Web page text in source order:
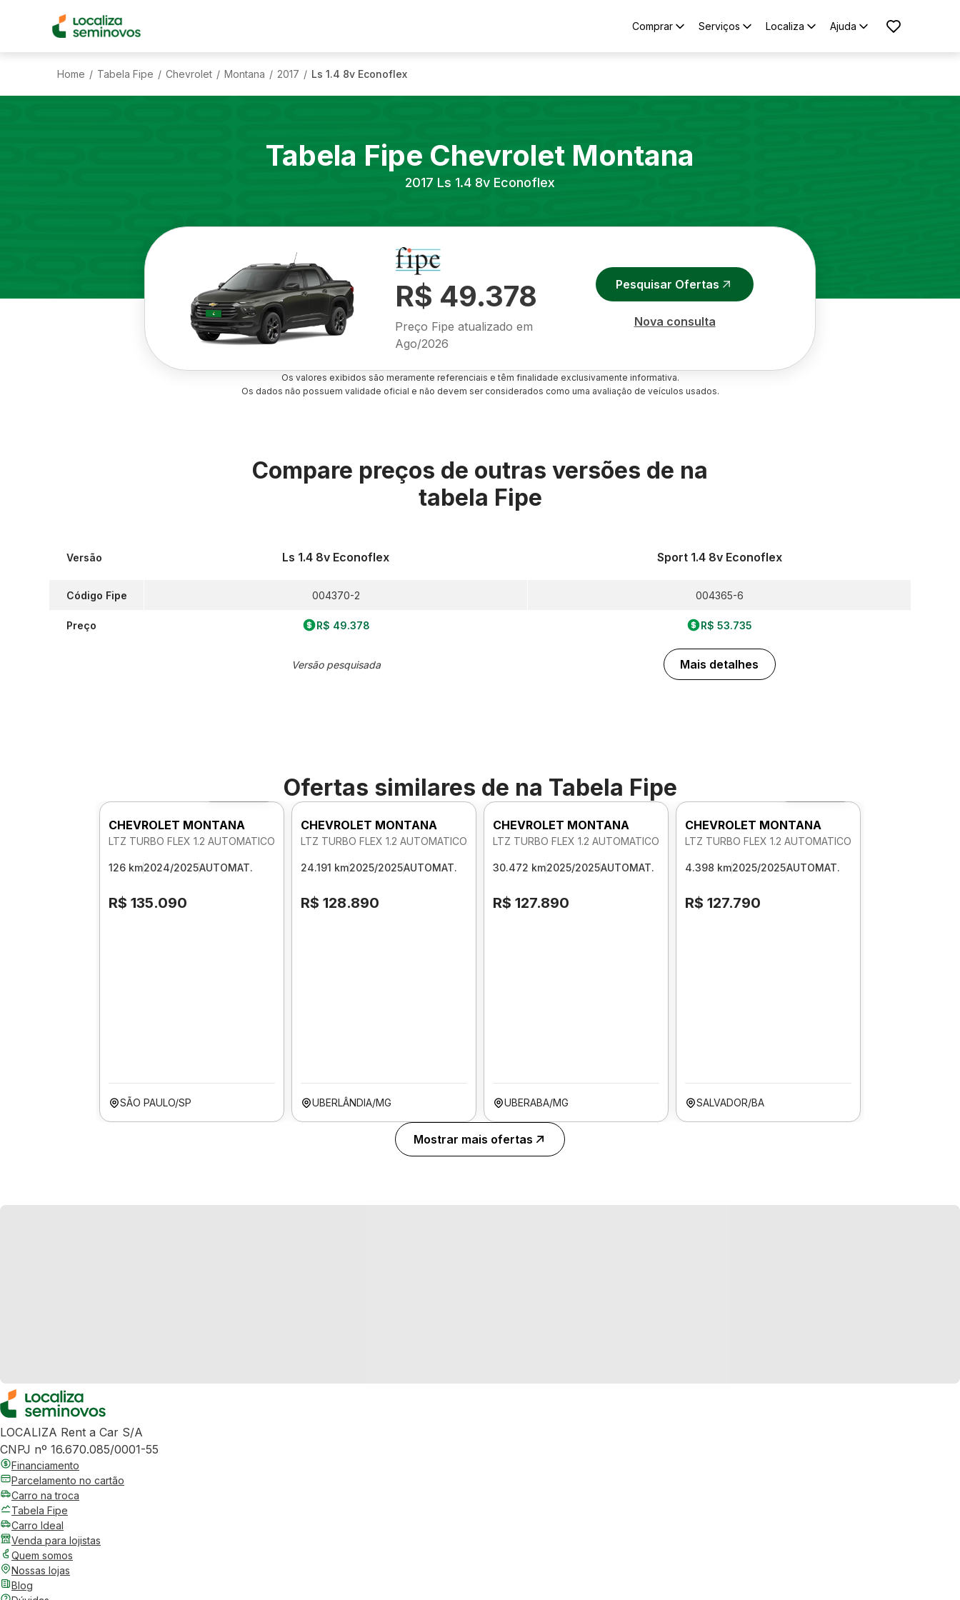
Comprar Serviços Localiza Ajuda
Home / Tabela Fipe / Chevrolet / Montana / 2017 / Ls 1.4 8v Econoflex
Tabela Fipe Chevrolet Montana
2017 Ls 1.4 8v Econoflex
R$ 49.378
Preço Fipe atualizado em
Ago/2026
Pesquisar Ofertas
Nova consulta
Os valores exibidos são meramente referenciais e têm finalidade exclusivamente informativa.
Os dados não possuem validade oficial e não devem ser considerados como uma avaliação de veículos usados.
Compare preços de outras versões de na
tabela Fipe
Versão
Código Fipe
Preço
Ls 1.4 8v Econoflex
004370-2
R$ 49.378
Versão pesquisada
Sport 1.4 8v Econoflex
004365-6
R$ 53.735
Mais detalhes
Ofertas similares de na Tabela Fipe
CHEVROLET MONTANA
LTZ TURBO FLEX 1.2 AUTOMATICO
126 km2024/2025AUTOMAT.
R$ 135.090
SÃO PAULO/SP
CHEVROLET MONTANA
LTZ TURBO FLEX 1.2 AUTOMATICO
24.191 km2025/2025AUTOMAT.
R$ 128.890
UBERLÂNDIA/MG
CHEVROLET MONTANA
LTZ TURBO FLEX 1.2 AUTOMATICO
30.472 km2025/2025AUTOMAT.
R$ 127.890
UBERABA/MG
CHEVROLET MONTANA
LTZ TURBO FLEX 1.2 AUTOMATICO
4.398 km2025/2025AUTOMAT.
R$ 127.790
SALVADOR/BA
Mostrar mais ofertas
LOCALIZA Rent a Car S/A
CNPJ nº 16.670.085/0001-55
Financiamento
Parcelamento no cartão
Carro na troca
Tabela Fipe
Carro Ideal
Venda para lojistas
Quem somos
Nossas lojas
Blog